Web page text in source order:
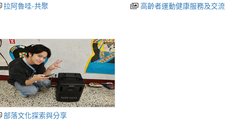
拉阿魯哇-共聚 高齡者運動健康服務及交流
部落文化探索與分享